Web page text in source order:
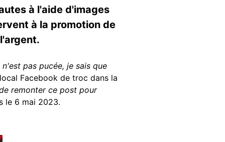
à l'aide d'images
à la promotion de
pas pucée, je sais que
Facebook de troc dans la
remonter ce post pour
le 6 mai 2023.